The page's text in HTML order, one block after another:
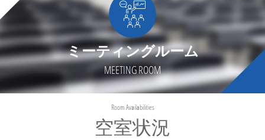
ミーティングルーム
MEETING ROOM
空室状況
Room Availabilities